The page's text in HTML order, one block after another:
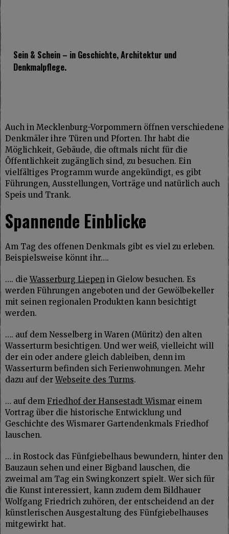
Sein & Schein – in Geschichte, Architektur und
Denkmalpflege.
Auch in Mecklenburg-Vorpommern öffnen verschiedene
Denkmäler ihre Türen und Pforten. Ihr habt die
Möglichkeit, Gebäude, die oftmals nicht für die
Öffentlichkeit zugänglich sind, zu besuchen. Ein
vielfältiges Programm wurde angekündigt, es gibt
Führungen, Ausstellungen, Vorträge und natürlich auch
Speis und Trank.
Spannende Einblicke
Am Tag des offenen Denkmals gibt es viel zu erleben.
Beispielsweise könnt ihr….
…. dieWasserburg Liepen in Gielow besuchen. Es
werden Führungen angeboten und der Gewölbekeller
mit seinen regionalen Produkten kann besichtigt
werden.
…. auf dem Nesselberg in Waren (Müritz) den alten
Wasserturm besichtigen. Und wer weiß, vielleicht will
der ein oder andere gleich dableiben, denn im
Wasserturm befinden sich Ferienwohnungen. Mehr
dazu auf derWebseite des Turms.
… auf dem Friedhof der Hansestadt Wismar einem
Vortrag über die historische Entwicklung und
Geschichte des Wismarer Gartendenkmals Friedhof
lauschen.
… in Rostock das Fünfgiebelhaus bewundern, hinter den
Bauzaun sehen und einer Bigband lauschen, die
zweimal am Tag ein Swingkonzert spielt. Wer sich für
die Kunst interessiert, kann zudem dem Bildhauer
Wolfgang Friedrich zuhören, der entscheidend an der
künstlerischen Ausgestaltung des Fünfgiebelhauses
mitgewirkt hat.